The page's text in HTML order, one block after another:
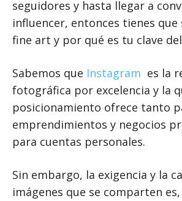
seguidores y hasta llegar a
influencer, entonces tienes que
fine art y por qué es tu clave
Sabemos que Instagram es la
fotográfica por excelencia y la
posicionamiento ofrece tanto
emprendimientos y negocios
para cuentas personales.
Sin embargo, la exigencia y la
imágenes que se comparten